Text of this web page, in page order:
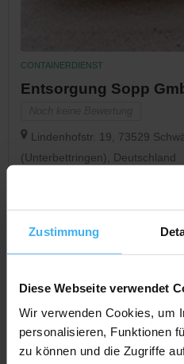
Zustimmung
Diese Webseite verwendet
Wir verwenden Cookies, um
personalisieren, Funktionen
zu können und die Zugriffe
CONTAINERDIENST
Entsorgung Sopp
Lindenhofstr. 19, 73529
(Unterbettringen), Deutschland
Auf Karte